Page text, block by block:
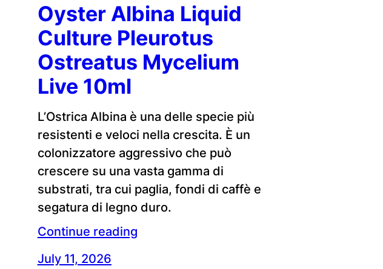
Oyster Albina Liquid
Culture Pleurotus
Ostreatus Mycelium
Live 10ml
L’Ostrica Albina è una delle specie più
resistenti e veloci nella crescita. È un
colonizzatore aggressivo che può
crescere su una vasta gamma di
substrati, tra cui paglia, fondi di caffè e
segatura di legno duro.
Continue reading
July 11, 2026